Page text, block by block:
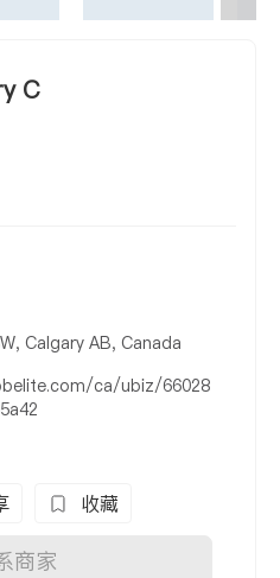
C
Calgary AB, Canada
ca/ubiz/66028
收藏
商家